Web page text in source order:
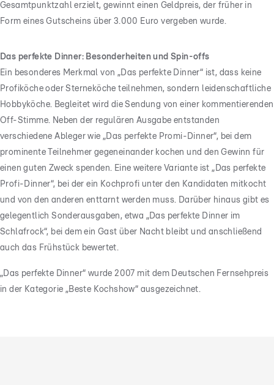
Gesamtpunktzahl erzielt, gewinnt einen Geldpreis, der früher in
Form eines Gutscheins über 3.000 Euro vergeben wurde.
Das perfekte Dinner: Besonderheiten und Spin-offs
Ein besonderes Merkmal von „Das perfekte Dinner“ ist, dass keine
Profiköche oder Sterneköche teilnehmen, sondern leidenschaftliche
Hobbyköche. Begleitet wird die Sendung von einer kommentierenden
Off-Stimme. Neben der regulären Ausgabe entstanden
verschiedene Ableger wie „Das perfekte Promi-Dinner“, bei dem
prominente Teilnehmer gegeneinander kochen und den Gewinn für
einen guten Zweck spenden. Eine weitere Variante ist „Das perfekte
Profi-Dinner“, bei der ein Kochprofi unter den Kandidaten mitkocht
und von den anderen enttarnt werden muss. Darüber hinaus gibt es
gelegentlich Sonderausgaben, etwa „Das perfekte Dinner im
Schlafrock“, bei dem ein Gast über Nacht bleibt und anschließend
auch das Frühstück bewertet.
„Das perfekte Dinner“ wurde 2007 mit dem Deutschen Fernsehpreis
in der Kategorie „Beste Kochshow“ ausgezeichnet.